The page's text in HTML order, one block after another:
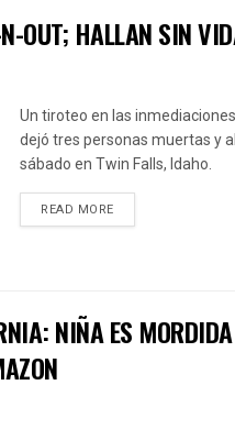
OUT; HALLAN SIN
Un tiroteo en las
dejó tres personas muertas y
sábado en Twin Falls, Idaho.
READ MORE
NIÑA ES